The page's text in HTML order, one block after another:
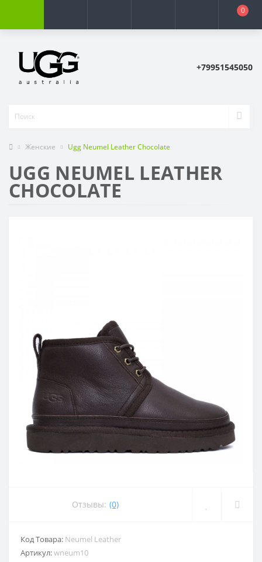
0
+79951545050
Женские Ugg Neumel Leather Chocolate
UGG NEUMEL LEATHER
CHOCOLATE
Отзывы: (0)
Код Товара: Neumel Leather
Артикул:wneum10